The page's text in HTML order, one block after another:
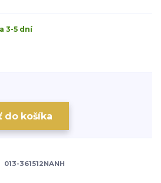
3-5 dní
do košíka
013-361512NANH